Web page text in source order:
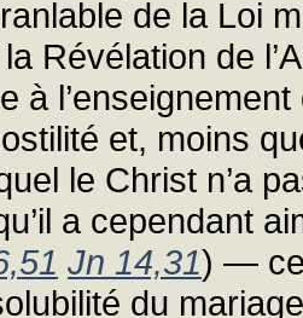
de la Loi
Révélation de
à
et, moins
le Christ n’a
a cependant
Jn 14,31) — ce
du